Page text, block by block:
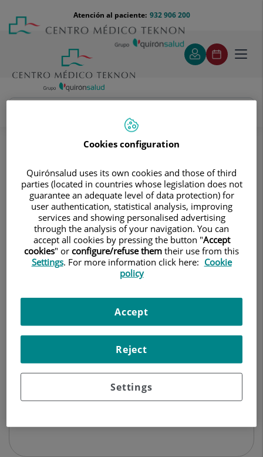
contenido
Menú
teléfono
cabecera
932 906 200
Atención al paciente:
Marta Fortuny López
MartaFortuny López
FACULTATIVO ESPECIALISTA OFTALMOLOGÍA
OFTALMOLOGÍA
Pedir cita
Centro Médico Teknon
C/ Vilana, 12
Cookies configuration
Quirónsalud uses its own cookies and those of third
parties (located in countries whose legislation does not
guarantee an adequate level of data protection) for
user authentication, statistical analysis, improving
services and showing personalised advertising
through the analysis of your navigation. You can
accept all cookies by pressing the button "Accept
cookies" or configure/refuse them their use from this
Settings. For more information click here: Cookie
policy
Settings
Reject
Accept